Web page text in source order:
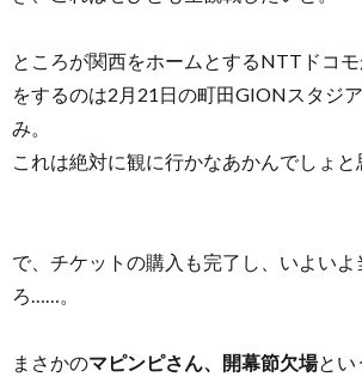
ところが関西をホームとするNTTドコ
をするのは2月21日の町田GIONスタジ
み。
これは絶対に観に行かなあかんでしょと
で、チケットの購入も完了し、いよいよ
ろ……。
まさかのマピンピさん、開幕節欠場とい